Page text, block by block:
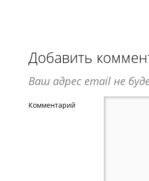
Добавить
Ваш адрес email не
Комментарий